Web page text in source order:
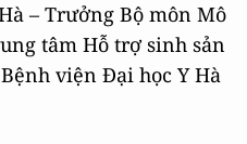
– Trưởng Bộ môn Mô
tâm Hỗ trợ sinh sản
viện Đại học Y Hà